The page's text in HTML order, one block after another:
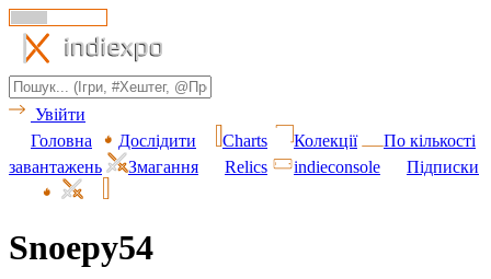
Увійти
Головна
Дослідити Charts Колекції
По кількості
завантажень
Змагання Relics indieconsole Підписки
Snoepy54